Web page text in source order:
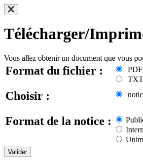
Télécharger/
Vous allez obtenir un document que vous
Format du fichier :
PDF
TXT
Choisir :
Format de la notice :